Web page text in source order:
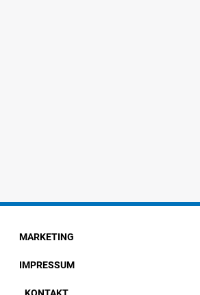
MARKETING
IMPRESSUM